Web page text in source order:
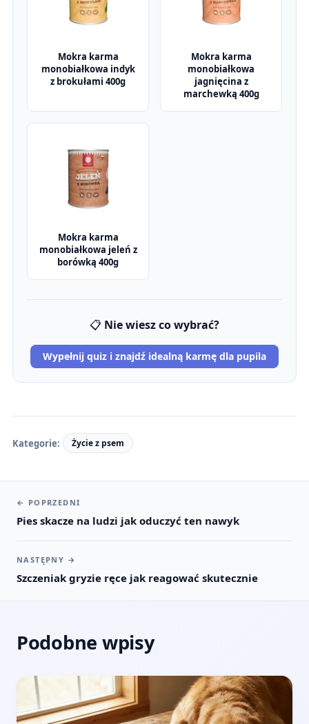
Mokra karma
monobiałkowa indyk
z brokułami 400g
Mokra karma
monobiałkowa
jagnięcina z
marchewką 400g
Mokra karma
monobiałkowa jeleń z
borówką 400g
📋 Nie wiesz co wybrać?
Wypełnij quiz i znajdź idealną karmę dla pupila
Kategorie: Życie z psem
← POPRZEDNI
Pies skacze na ludzi jak oduczyć ten nawyk
NASTĘPNY →
Szczeniak gryzie ręce jak reagować skutecznie
Podobne wpisy